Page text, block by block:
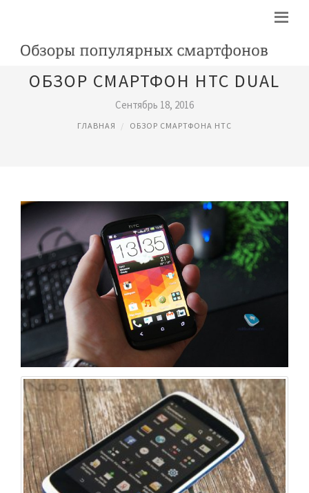
ОБЗОР СМАРТФОН HTC DUAL
Сентябрь 18, 2016
ГЛАВНАЯ ОБЗОР СМАРТФОНА HTC